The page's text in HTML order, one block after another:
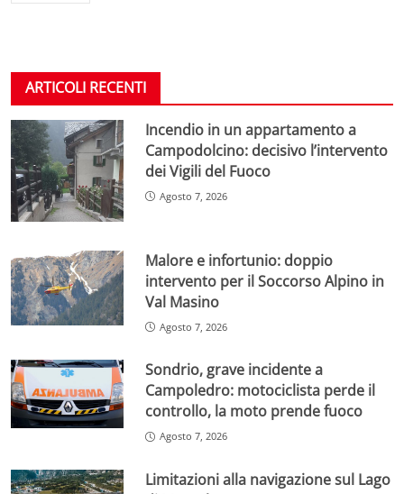
ARTICOLI RECENTI
Incendio in un appartamento a
Campodolcino: decisivo l’intervento
dei Vigili del Fuoco
Agosto 7, 2026
Malore e infortunio: doppio
intervento per il Soccorso Alpino in
Val Masino
Agosto 7, 2026
Sondrio, grave incidente a
Campoledro: motociclista perde il
controllo, la moto prende fuoco
Agosto 7, 2026
Limitazioni alla navigazione sul Lago